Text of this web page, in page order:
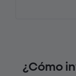
¿Cómo